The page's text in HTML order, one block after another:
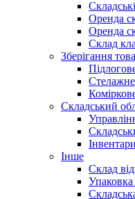
Оренда
Оренда
Склад
Зберігання
Стелажне
Складський
Інше
Склад
Упаковка